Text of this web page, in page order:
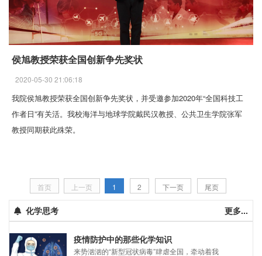
侯旭教授荣获全国创新争先奖状
2020-05-30 21:06:18
我院侯旭教授荣获全国创新争先奖状，并受邀参加2020年“全国科技工
作者日”有关活。我校海洋与地球学院戴民汉教授、公共卫生学院张军
教授同期获此殊荣。
首页 上一页 1 2 下一页 尾页
化学思考 更多...
疫情防护中的那些化学知识
来势汹汹的“新型冠状病毒”肆虐全国，牵动着我